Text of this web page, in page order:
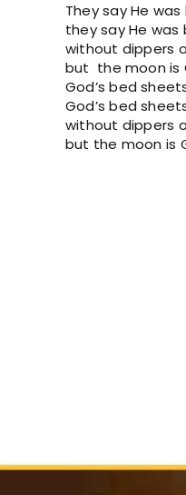
They say He was
they say He was
without dippers
but the moon is
God’s bed
God’s bed
without dippers
but the moon is